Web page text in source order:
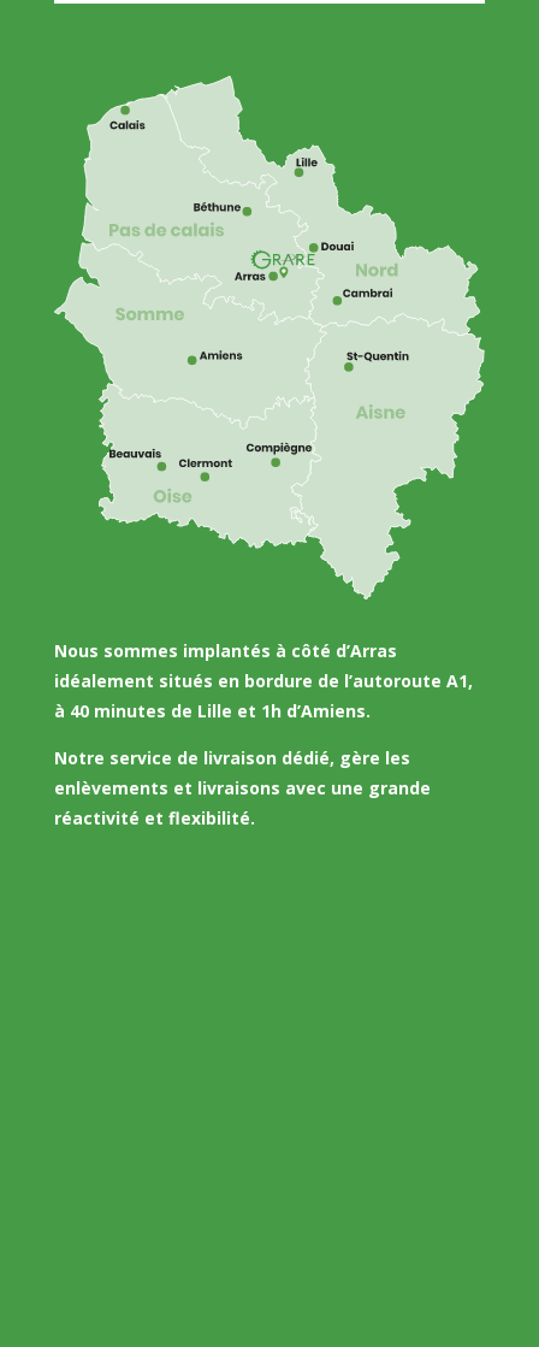
Nous sommes implantés à côté d’Arras
idéalement situés en bordure de l’autoroute A1,
à 40 minutes de Lille et 1h d’Amiens.
Notre service de livraison dédié, gère les
enlèvements et livraisons avec une grande
réactivité et flexibilité.